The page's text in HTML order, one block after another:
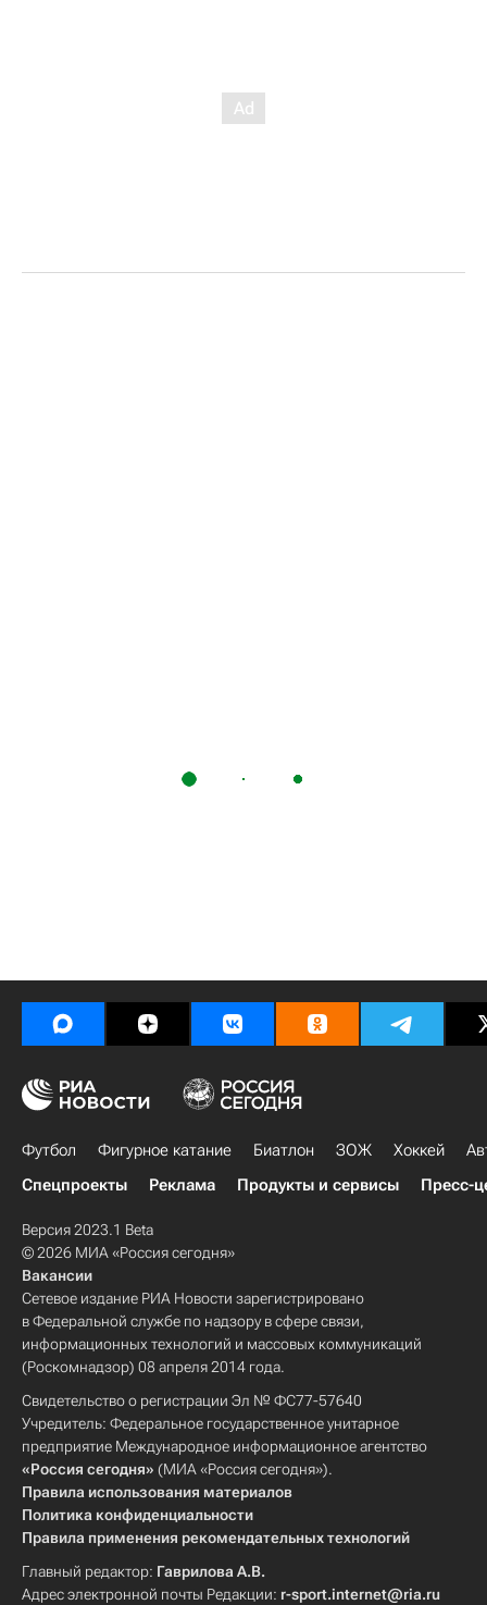
Футбол Фигурное катание Биатлон ЗОЖ Хоккей
Спецпроекты
Реклама Продукты и сервисы Пресс-
Версия 2023.1 Beta
© 2026 МИА «Россия сегодня»
Вакансии
Сетевое издание РИА Новости зарегистрировано
в Федеральной службе по надзору в сфере связи,
информационных технологий и массовых коммуникаций
(Роскомнадзор) 08 апреля 2014 года.
Свидетельство о регистрации Эл № ФС77-57640
Учредитель: Федеральное государственное унитарное
предприятие Международное информационное агентство
«Россия сегодня» (МИА «Россия сегодня»).
Правила использования материалов
Политика конфиденциальности
Правила применения рекомендательных технологий
Главный редактор: Гаврилова А.В.
Адрес электронной почты Редакции: r-sport.internet@ria.ru